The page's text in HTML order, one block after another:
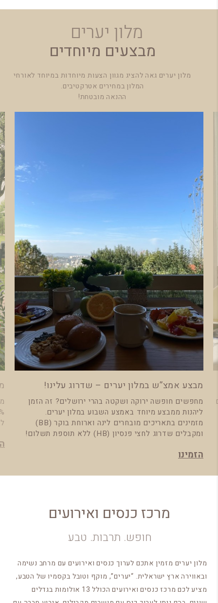
מבצע אמצ”ש במלון יערים – שדרוג עלינו!
מחפשים חופשה ירוקה ושקטה בהרי ירושלים? זה הזמן
ליהנות ממבצע מיוחד באמצע השבוע במלון יערים.
מזמינים בתאריכים מובחרים לינה וארוחת בוקר (BB)
ומקבלים שדרוג לחצי פנסיון (HB) ללא תוספת תשלום!
הזמינו
מלון יערים
מבצעים מיוחדים
מלון יערים גאה להציג מגוון הצעות מיוחדות במיוחד לאורחי
המלון במחירים אטרקטיבים.
ההנאה מובטחת!
מרכז כנסים ואירועים​​
חופש. תרבות. טבע
מלון יערים מזמין אתכם לערוך כנסים ואירועים עם מרחב נשימה
ובאווירה ארץ ישראלית. “יערים”, מוקף וטובל בקסמיו של הטבע,
מציע לכם מרכז כנסים ואירועים הכולל 13 אולומות בגדלים